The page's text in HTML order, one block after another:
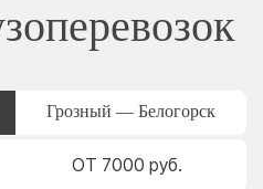
Грозный — Белогорск
ОТ 7000 руб.